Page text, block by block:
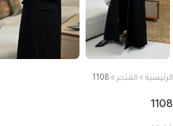
الرئيسية » المتجر »
1108
1108